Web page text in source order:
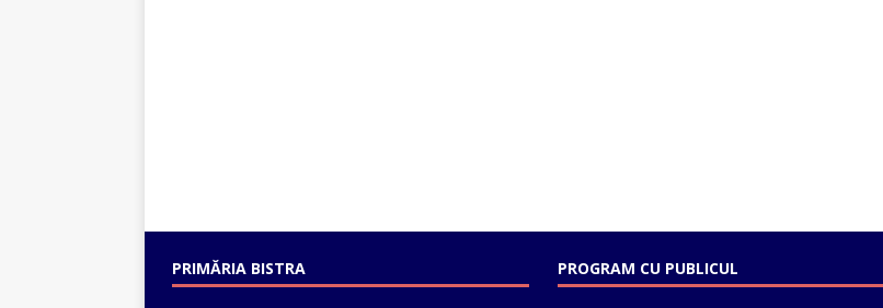
PRIMĂRIA BISTRA PROGRAM CU PUBLICUL